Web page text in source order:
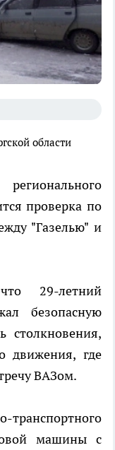
области
проверка по
"Газелью" и
29-летний
безопасную
столкновения,
движения, где
ВАЗом.
машины с